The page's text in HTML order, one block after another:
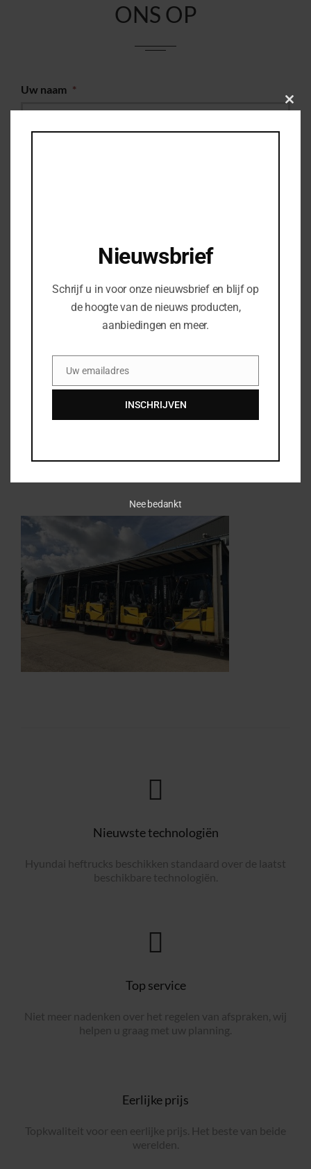
ONS OP
Uw naam *
Uw telefoonnummer
Bedrijfsnaam
Uw vraag of opmerking
Nieuwste technologiën
Hyundai heftrucks beschikken standaard over de laatst
beschikbare technologiën.
Top service
Niet meer nadenken over het regelen van afspraken, wij
helpen u graag met uw planning.
Eerlijke prijs
Topkwaliteit voor een eerlijke prijs. Het beste van beide
werelden.
Nieuwsbrief
Schrijf u in voor onze nieuwsbrief en blijf op
de hoogte van de nieuws producten,
aanbiedingen en meer.
EmailUw emailadres
INSCHRIJVEN
Nee bedankt